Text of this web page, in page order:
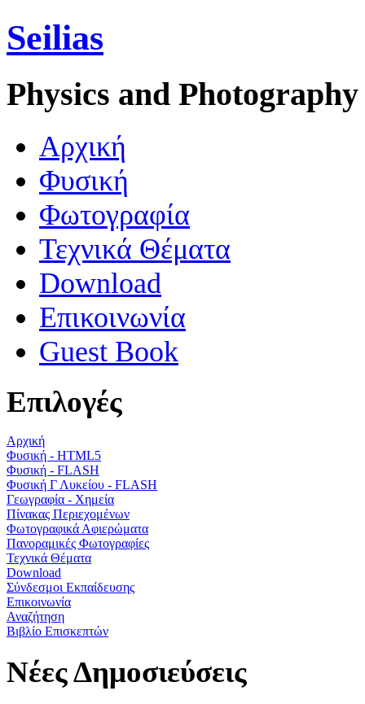
Seilias
Physics and Photography
Aρχική
Φυσική
Φωτογραφία
Τεχνικά Θέματα
Download
Επικοινωνία
Guest Book
Επιλογές
Αρχική
Φυσική - HTML5
Φυσική - FLASH
Φυσική Γ Λυκείου - FLASH
Γεωγραφία - Χημεία
Πίνακας Περιεχομένων
Φωτογραφικά Αφιερώματα
Πανοραμικές Φωτογραφίες
Τεχνικά Θέματα
Download
Σύνδεσμοι Εκπαίδευσης
Επικοινωνία
Αναζήτηση
Βιβλίο Επισκεπτών
Νέες Δημοσιεύσεις